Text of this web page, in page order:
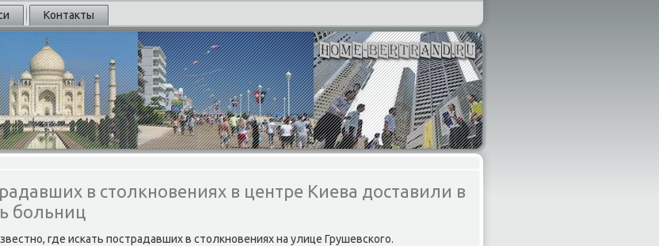
Контакты
в столкновениях в центре Киева доставили в
больниц
где искать пострадавших в столкновениях на улице Грушевского.